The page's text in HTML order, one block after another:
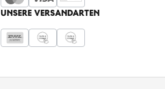
UNSERE VERSANDARTEN